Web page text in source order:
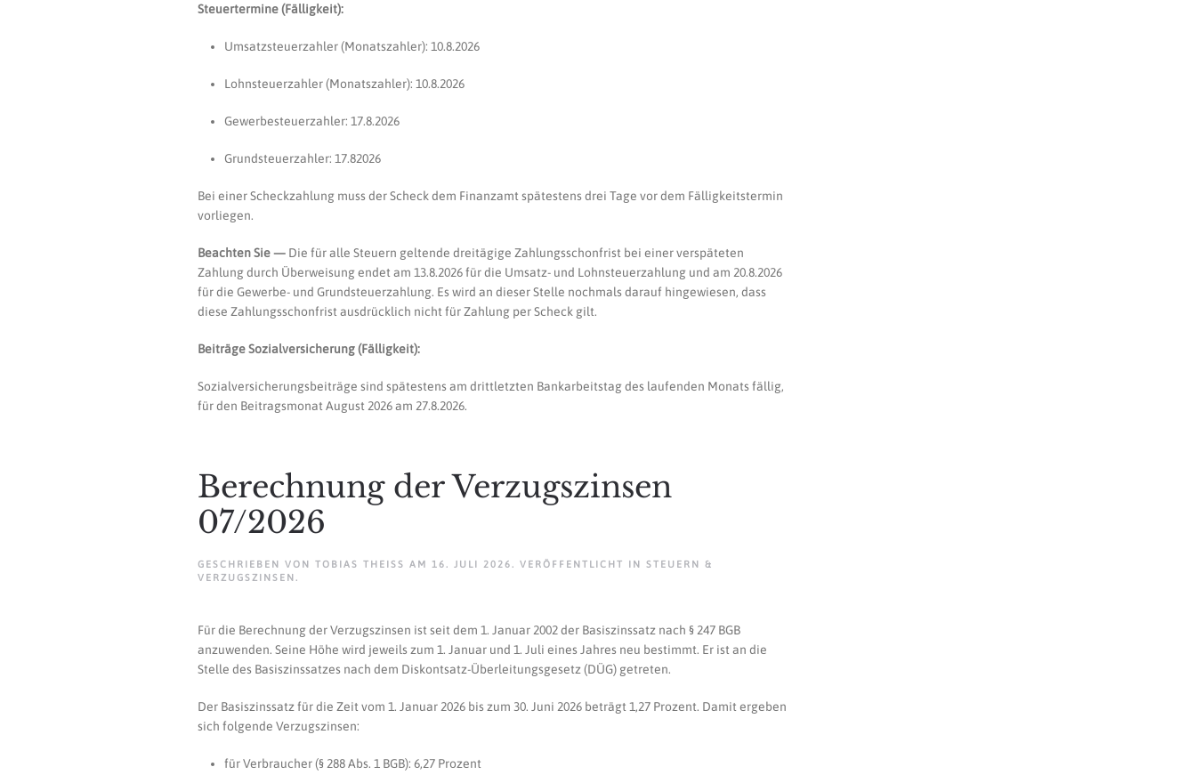
Steuertermine (Fälligkeit):
Umsatzsteuerzahler (Monatszahler): 10.8.2026
Lohnsteuerzahler (Monatszahler): 10.8.2026
Gewerbesteuerzahler: 17.8.2026
Grundsteuerzahler: 17.82026
Bei einer Scheckzahlung muss der Scheck dem Finanzamt spätestens drei Tage vor dem Fälligkeitstermin
vorliegen.
Beachten Sie — Die für alle Steuern geltende dreitägige Zahlungsschonfrist bei einer verspäteten
Zahlung durch Überweisung endet am 13.8.2026 für die Umsatz- und Lohnsteuerzahlung und am 20.8.2026
für die Gewerbe- und Grundsteuerzahlung. Es wird an dieser Stelle nochmals darauf hingewiesen, dass
diese Zahlungsschonfrist ausdrücklich nicht für Zahlung per Scheck gilt.
Beiträge Sozialversicherung (Fälligkeit):
Sozialversicherungsbeiträge sind spätestens am drittletzten Bankarbeitstag des laufenden Monats fällig,
für den Beitragsmonat August 2026 am 27.8.2026.
Berechnung der Verzugszinsen
07/2026
GESCHRIEBEN VON TOBIAS THEISS AM 16. JULI 2026 . VERÖFFENTLICHT IN STEUERN &
VERZUGSZINSEN .
Für die Berechnung der Verzugszinsen ist seit dem 1. Januar 2002 der Basiszinssatz nach § 247 BGB
anzuwenden. Seine Höhe wird jeweils zum 1. Januar und 1. Juli eines Jahres neu bestimmt. Er ist an die
Stelle des Basiszinssatzes nach dem Diskontsatz-Überleitungsgesetz (DÜG) getreten.
Der Basiszinssatz für die Zeit vom 1. Januar 2026 bis zum 30. Juni 2026 beträgt 1,27 Prozent. Damit ergeben
sich folgende Verzugszinsen:
für Verbraucher (§ 288 Abs. 1 BGB): 6,27 Prozent